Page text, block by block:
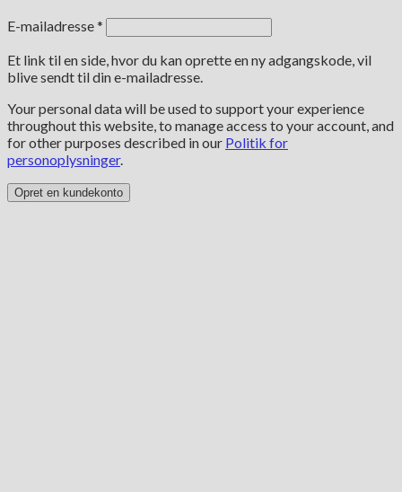
E-mailadresse*
Et link til en side, hvor du kan oprette en ny adgangskode, vil
blive sendt til din e-mailadresse.
Your personal data will be used to support your experience
throughout this website, to manage access to your account, and
for other purposes described in our Politik for
personoplysninger.
Opret en kundekonto